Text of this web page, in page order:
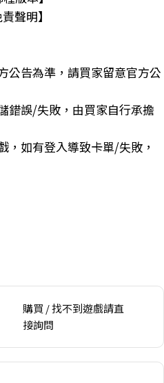
聲明】
公告為準，請買家留意官方公
錯誤/失敗，由買家自行承擔
，如有登入導致卡單/失敗，
購買 / 找不到遊戲請直
接詢問